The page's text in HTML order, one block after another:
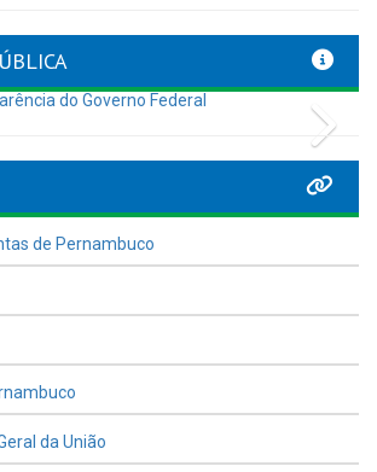
de Pernambuco
da União